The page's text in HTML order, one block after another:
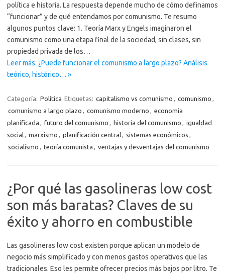
política e historia. La respuesta depende mucho de cómo definamos
“funcionar” y de qué entendamos por comunismo. Te resumo
algunos puntos clave: 1. Teoría Marx y Engels imaginaron el
comunismo como una etapa final de la sociedad, sin clases, sin
propiedad privada de los…
Leer más: ¿Puede funcionar el comunismo a largo plazo? Análisis
teórico, histórico… »
Categoría: Política Etiquetas: capitalismo vs comunismo , comunismo ,
comunismo a largo plazo , comunismo moderno , economía
planificada , futuro del comunismo , historia del comunismo , igualdad
social, marxismo , planificación central, sistemas económicos ,
socialismo , teoría comunista , ventajas y desventajas del comunismo
¿Por qué las gasolineras low cost
son más baratas? Claves de su
éxito y ahorro en combustible
Las gasolineras low cost existen porque aplican un modelo de
negocio más simplificado y con menos gastos operativos que las
tradicionales. Eso les permite ofrecer precios más bajos por litro. Te